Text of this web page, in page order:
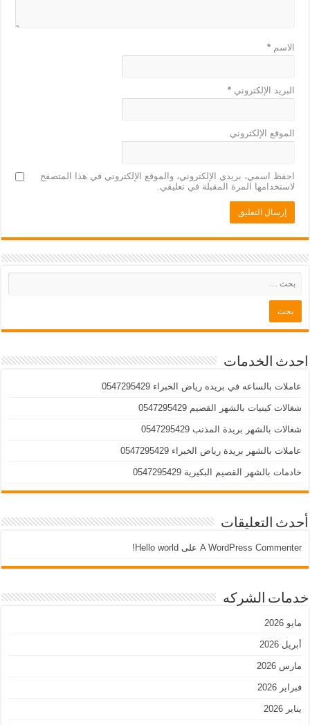
الاسم*
البريد الإلكتروني*
الموقع الإلكتروني
احفظ اسمي، بريدي الإلكتروني، والموقع الإلكتروني في هذا المتصفح
لاستخدامها المرة المقبلة في تعليقي.
احدث الخدمات
عاملات بالساعه في بريده رياض الخبراء 0547295429
شغالات كينيات بالشهر القصيم 0547295429
شغالات بالشهر بريدة المذنب 0547295429
عاملات بالشهر بريدة رياض الخبراء 0547295429
خادمات بالشهر القصيم البكيرية 0547295429
أحدث التعليقات
A WordPress Commenter على Hello world!
خدمات الشركه
مايو 2026
أبريل 2026
مارس 2026
فبراير 2026
يناير 2026